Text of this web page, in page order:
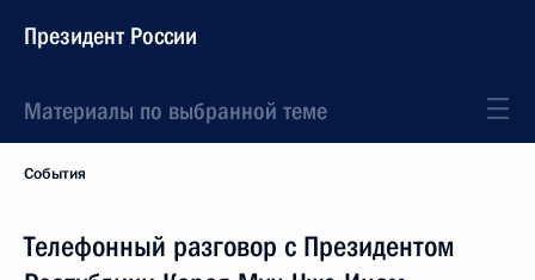
Президент России
Материалы по выбранной теме
События
Телефонный разговор с Президентом